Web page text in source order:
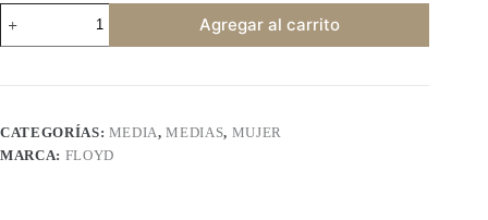
FLOYD
MJ19
cantidad
Agregar al carrito
CATEGORÍAS: MEDIA,MEDIAS, MUJER
MARCA: FLOYD